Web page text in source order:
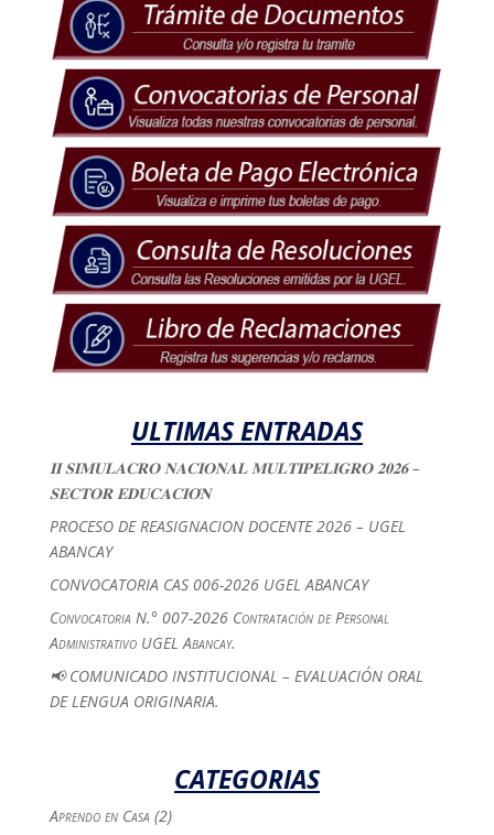
ULTIMAS ENTRADAS
𝐈𝐈 𝐒𝐈𝐌𝐔𝐋𝐀𝐂𝐑𝐎 𝐍𝐀𝐂𝐈𝐎𝐍𝐀𝐋 𝐌𝐔𝐋𝐓𝐈𝐏𝐄𝐋𝐈𝐆𝐑𝐎 𝟐𝟎𝟐𝟔 –
𝐒𝐄𝐂𝐓𝐎𝐑 𝐄𝐃𝐔𝐂𝐀𝐂𝐈𝐎́𝐍
PROCESO DE REASIGNACION DOCENTE 2026 – UGEL
ABANCAY
CONVOCATORIA CAS 006-2026 UGEL ABANCAY
Convocatoria N.° 007-2026 Contratación de Personal
Administrativo UGEL Abancay.
📢 COMUNICADO INSTITUCIONAL – EVALUACIÓN ORAL
DE LENGUA ORIGINARIA.
CATEGORIAS
Aprendo en Casa (2)